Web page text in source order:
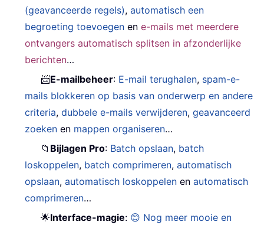
(geavanceerde regels),automatisch een
begroeting toevoegen ene-mails met meerdere
ontvangers automatisch splitsen in afzonderlijke
berichten…
📨E-mailbeheer: E-mail terughalen, spam-e-
mails blokkeren op basis van onderwerp en andere
criteria,dubbele e-mails verwijderen,geavanceerd
zoeken en mappen organiseren…
📁 Bijlagen Pro: Batch opslaan, batch
loskoppelen, batch comprimeren,automatisch
opslaan,automatisch loskoppelen enautomatisch
comprimeren…
🌟Interface-magie: 😊 Nog meer mooie en